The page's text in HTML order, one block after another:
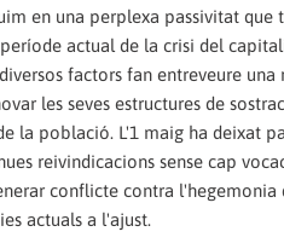
en una perplexa passivitat
actual de la crisi del
factors fan entreveure
les seves estructures de
la població. L'1 maig ha deixat
reivindicacions sense cap
conflicte contra
actuals a l'ajust.